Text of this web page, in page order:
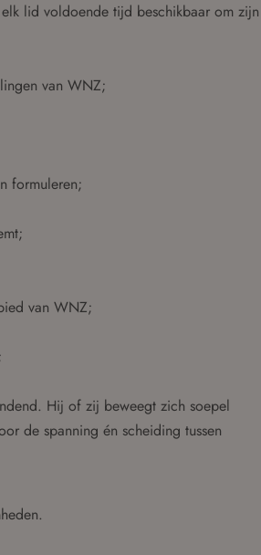
lid voldoende tijd beschikbaar om zijn
van WNZ;
formuleren;
van WNZ;
Hij of zij beweegt zich soepel
de spanning én scheiding tussen